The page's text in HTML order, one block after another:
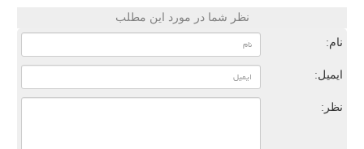
نظر شما در مورد این مطلب
نام:
ایمیل:
نظر: